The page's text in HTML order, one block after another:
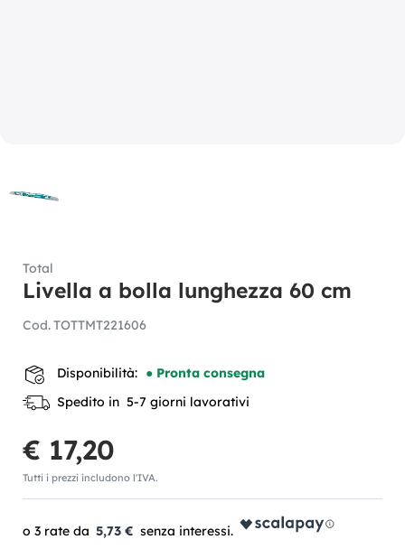
Total
Livella a bolla lunghezza 60 cm
Cod.TOTTMT221606
Disponibilità: ● Pronta consegna
Spedito in 5-7 giorni lavorativi
€ 17,20
Tutti i prezzi includono l'IVA.
5,73 €